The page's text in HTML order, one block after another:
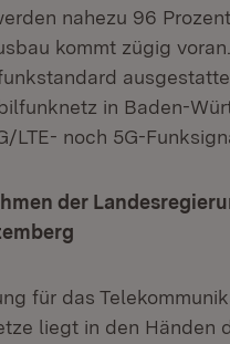
nahezu 96
kommt zügig
in Baden-
LTE- noch 5G-
der
für das
liegt in den Händen